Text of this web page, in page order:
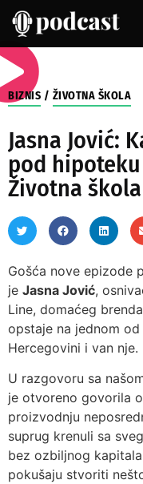
BIZNIS / ŽIVOTNA ŠKOLA
Jasna Jović:
pod
Životna škola
Gošća nove epizode
je Jasna Jović,
Line, domaćeg
opstaje na jednom
Hercegovini i van nje.
U razgovoru sa
je otvoreno govorila
proizvodnju
suprug krenuli sa
bez ozbiljnog
pokušaju stvoriti